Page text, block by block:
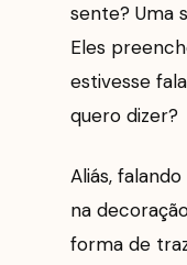
sente? Uma
Eles
estivesse
quero dizer?
Aliás,
na
forma de